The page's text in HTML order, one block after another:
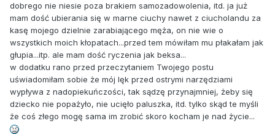
dobrego nie niesie poza brakiem samozadowolenia, itd. ja już
mam dość ubierania się w marne ciuchy nawet z ciucholandu za
kasę mojego dzielnie zarabiającego męża, on nie wie o
wszystkich moich kłopatach...przed tem mówiłam mu płakałam jak
głupia...itp. ale mam dość ryczenia jak beksa...
w dodatku rano przed przeczytaniem Twojego postu
uświadomiłam sobie że mój lęk przed ostrymi narzędziami
wypływa z nadopiekuńczości, tak sądzę przynajmniej, żeby się
dziecko nie popażyło, nie ucięło paluszka, itd. tylko skąd te myśli
że coś złego mogę sama im zrobić skoro kocham je nad życie...